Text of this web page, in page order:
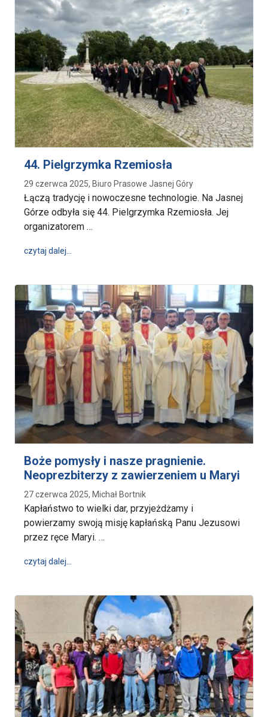
44. Pielgrzymka Rzemiosła
29 czerwca 2025, Biuro Prasowe Jasnej Góry
Łączą tradycję i nowoczesne technologie. Na Jasnej
Górze odbyła się 44. Pielgrzymka Rzemiosła. Jej
organizatorem …
czytaj dalej…
Boże pomysły i nasze pragnienie.
Neoprezbiterzy z zawierzeniem u Maryi
27 czerwca 2025, Michał Bortnik
Kapłaństwo to wielki dar, przyjeżdżamy i
powierzamy swoją misję kapłańską Panu Jezusowi
przez ręce Maryi. …
czytaj dalej…